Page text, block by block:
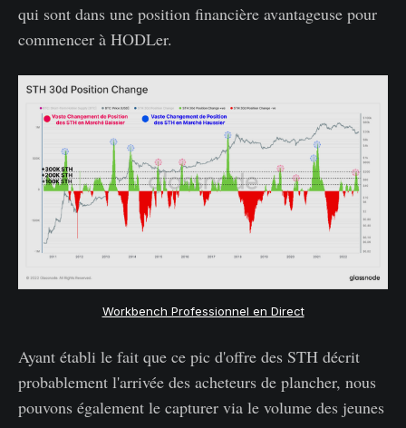
qui sont dans une position financière avantageuse pour
commencer à HODLer.
Workbench Professionnel en Direct
Ayant établi le fait que ce pic d'offre des STH décrit
probablement l'arrivée des acheteurs de plancher, nous
pouvons également le capturer via le volume des jeunes